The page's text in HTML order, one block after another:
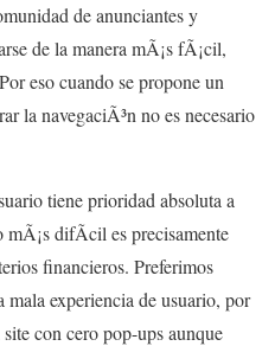
de anunciantes y
de la manera mÃ¡s fÃ¡cil,
eso cuando se propone un
la navegaciÃ³n no es necesario
tiene prioridad absoluta a
difÃ­cil es precisamente
financieros. Preferimos
mala experiencia de usuario, por
con cero pop-ups aunque